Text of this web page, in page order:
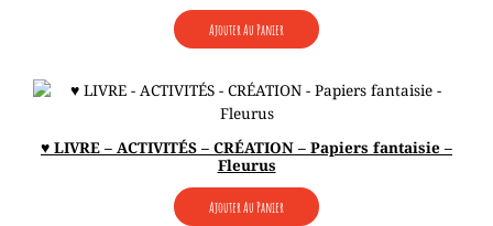
Ajouter Au Panier
♥ LIVRE – ACTIVITÉS – CRÉATION – Papiers fantaisie –
Fleurus
Ajouter Au Panier